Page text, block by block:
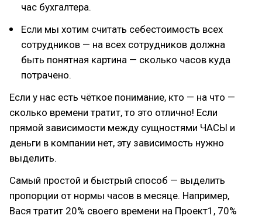
час бухгалтера.
Если мы хотим считать себестоимость всех
сотрудников — на всех сотрудников должна
быть понятная картина — сколько часов куда
потрачено.
Если у нас есть чёткое понимание, кто — на что —
сколько времени тратит, то это отлично! Если
прямой зависимости между сущностями ЧАСЫ и
деньги в компании нет, эту зависимость нужно
выделить.
Самый простой и быстрый способ — выделить
пропорции от нормы часов в месяце. Например,
Вася тратит 20% своего времени на Проект1, 70%